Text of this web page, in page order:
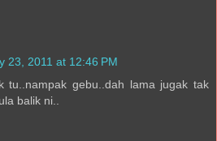
23, 2011 at 12:46 PM
tu..nampak gebu..dah lama jugak tak
balik ni..